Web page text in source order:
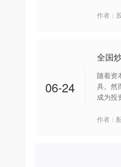
作者：
06-24
全国
随着资
具。然
成为投
作者：